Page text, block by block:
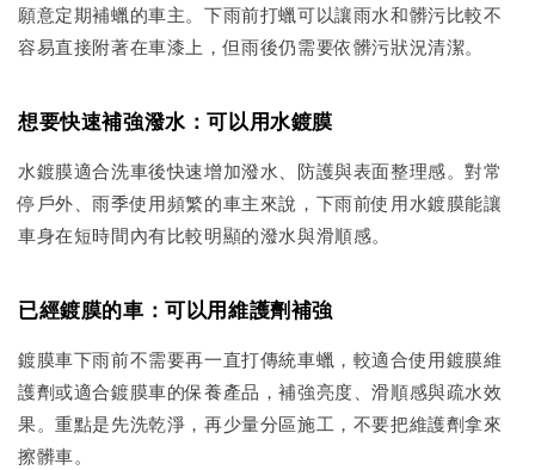
願意定期補蠟的車主。下雨前打蠟可以讓雨水和髒污比較不
容易直接附著在車漆上，但雨後仍需要依髒污狀況清潔。
想要快速補強潑水：可以用水鍍膜
水鍍膜適合洗車後快速增加潑水、防護與表面整理感。對常
停戶外、雨季使用頻繁的車主來說，下雨前使用水鍍膜能讓
車身在短時間內有比較明顯的潑水與滑順感。
已經鍍膜的車：可以用維護劑補強
鍍膜車下雨前不需要再一直打傳統車蠟，較適合使用鍍膜維
護劑或適合鍍膜車的保養產品，補強亮度、滑順感與疏水效
果。重點是先洗乾淨，再少量分區施工，不要把維護劑拿來
擦髒車。